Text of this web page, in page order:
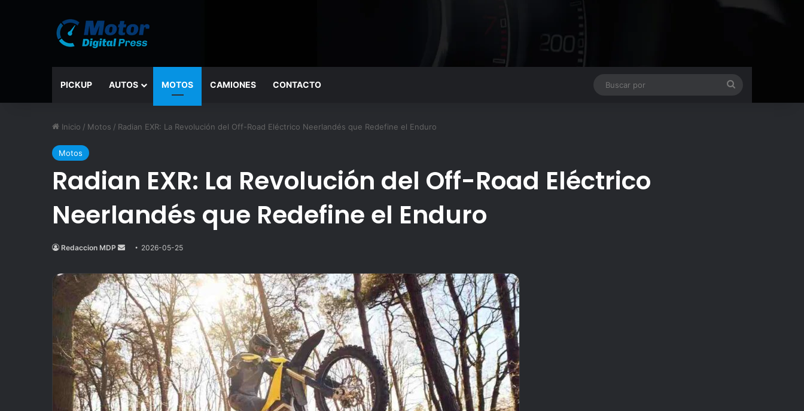
PICKUP AUTOS MOTOS CAMIONES CONTACTO
Inicio / Motos / Radian EXR: La Revolución del Off-Road Eléctrico Neerlandés que Redefine el Enduro
Motos
Radian EXR: La Revolución del Off-Road Eléctrico
Neerlandés que Redefine el Enduro
Redaccion MDP
Send
email
2026-05-25